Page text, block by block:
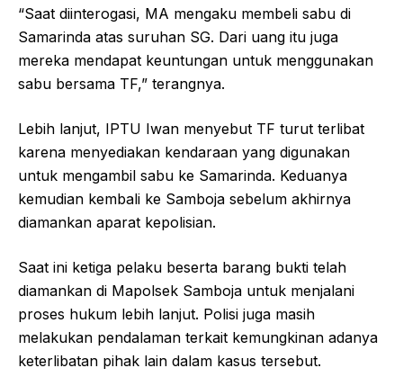
“Saat diinterogasi, MA mengaku membeli sabu di
Samarinda atas suruhan SG. Dari uang itu juga
mereka mendapat keuntungan untuk menggunakan
sabu bersama TF,” terangnya.
Lebih lanjut, IPTU Iwan menyebut TF turut terlibat
karena menyediakan kendaraan yang digunakan
untuk mengambil sabu ke Samarinda. Keduanya
kemudian kembali ke Samboja sebelum akhirnya
diamankan aparat kepolisian.
Saat ini ketiga pelaku beserta barang bukti telah
diamankan di Mapolsek Samboja untuk menjalani
proses hukum lebih lanjut. Polisi juga masih
melakukan pendalaman terkait kemungkinan adanya
keterlibatan pihak lain dalam kasus tersebut.